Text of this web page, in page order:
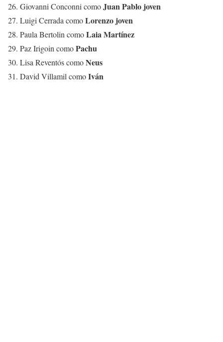
26. Giovanni Conconni comoJuan Pablo joven
27. Luigi Cerrada comoLorenzo joven
28. Paula Bertolin comoLaia Martínez
29. Paz Irigoin comoPachu
30. Lisa Reventós comoNeus
31. David Villamil comoIván